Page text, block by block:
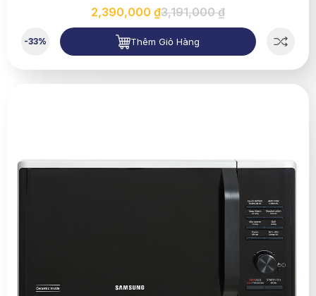
2,390,000 ₫3,191,000 ₫
-33% Thêm Giỏ Hàng